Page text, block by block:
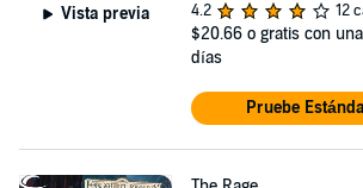
Vista previa
4.2
12
$20.66 o gratis con
días
Pruebe